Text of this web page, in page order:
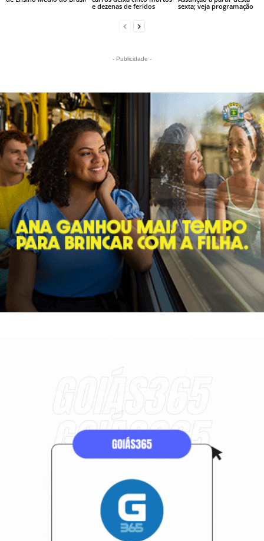
e dezenas de feridos
sexta; veja programação
- Publicidade -